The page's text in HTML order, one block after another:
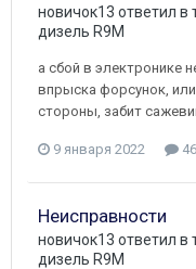
новичок13 ответил в
дизель R9M
а сбой в электронике
впрыска форсунок,
стороны, забит
9 января 2022
Неисправности
новичок13 ответил в
дизель R9M